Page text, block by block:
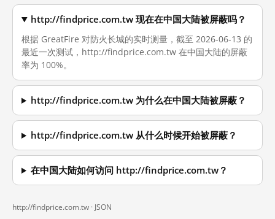
http://findprice.com.tw 现在在中国大陆被屏蔽吗？
根据 GreatFire 对防火长城的实时测量，截至 2026-06-13 的
最近一次测试，http://findprice.com.tw 在中国大陆的屏蔽
率为 100%。
http://findprice.com.tw 为什么在中国大陆被屏蔽？
http://findprice.com.tw 从什么时候开始被屏蔽？
在中国大陆如何访问 http://findprice.com.tw？
http://findprice.com.tw · JSON